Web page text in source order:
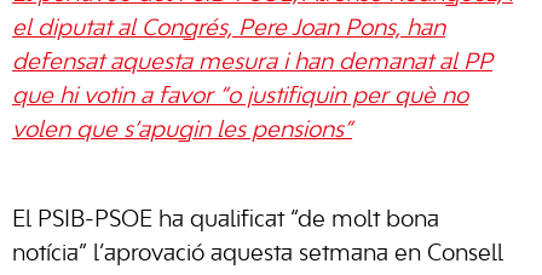
el diputat al Congrés, Pere Joan Pons, han
defensat aquesta mesura i han demanat al PP
que hi votin a favor “o justifiquin per què no
volen que s’apugin les pensions”
El PSIB-PSOE ha qualificat “de molt bona
notícia” l’aprovació aquesta setmana en Consell